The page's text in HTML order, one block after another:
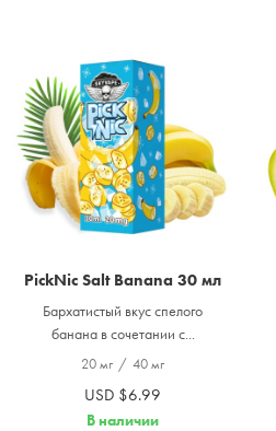
PickNic Salt Banana 30 мл
Бархатистый вкус спелого
банана в сочетании с...
20 мг / 40 мг
USD $6.99
В наличии